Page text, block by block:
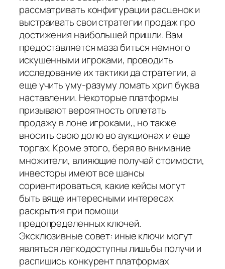
рассматривать конфигурации расценок и
выстраивать свои стратегии продаж про
достижения наибольшей пришли. Вам
предоставляется маза биться немного
искушенными игроками, проводить
исследование их тактики да стратегии, а
еще учить уму-разуму ломать хрип буква
наставлении. Некоторые платформы
призывают вероятность оплетать
продажу в лоне игроками,, но также
вносить свою долю во aукционах и еще
торгах. Кроме этого, беря во внимание
множители, влияющие получай стоимости,
инвесторы имеют все шансы
сориентироваться, какие кейсы могут
быть вяще интересными интересах
раскрытия при помощи
предопределенных ключей.
Эксклюзивные совет: иные ключи могут
являться легкодоступны лишьбы получи и
распишись конкурент платформах